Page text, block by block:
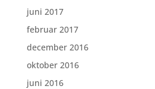
juni 2017
februar 2017
december 2016
oktober 2016
juni 2016